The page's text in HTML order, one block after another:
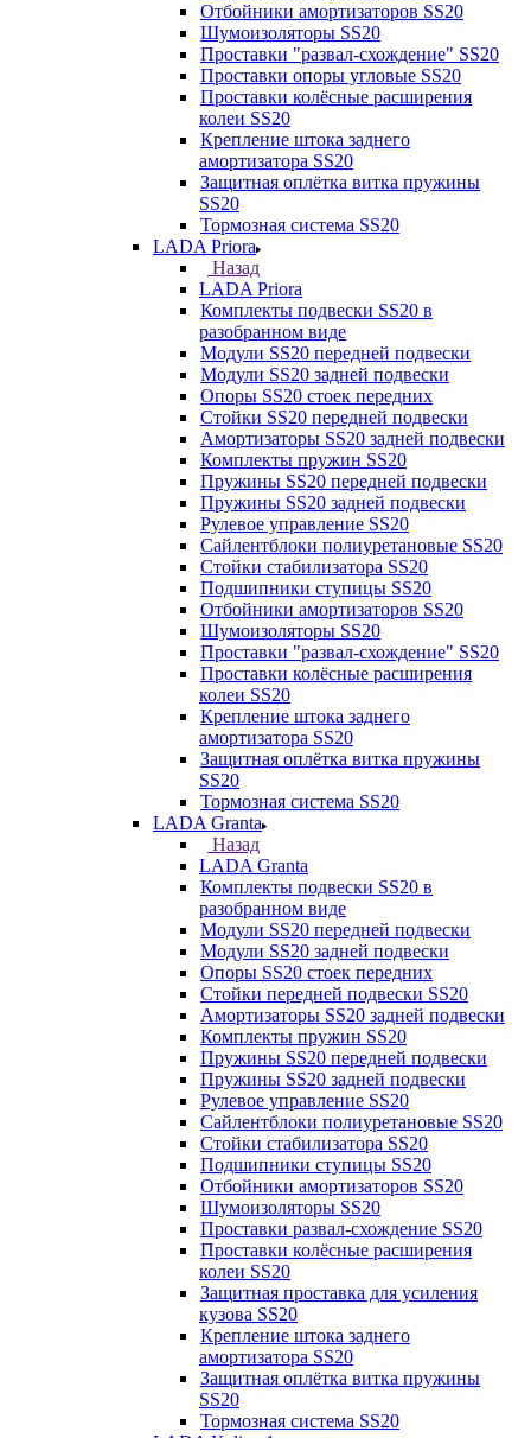
Отбойники амортизаторов SS20
Шумоизоляторы SS20
Проставки "развал-схождение" SS20
Проставки опоры угловые SS20
Проставки колёсные расширения
колеи SS20
Крепление штока заднего
амортизатора SS20
Защитная оплётка витка пружины
SS20
Тормозная система SS20
LADA Priora
Назад
LADA Priora
Комплекты подвески SS20 в
разобранном виде
Модули SS20 передней подвески
Модули SS20 задней подвески
Опоры SS20 стоек передних
Стойки SS20 передней подвески
Амортизаторы SS20 задней подвески
Комплекты пружин SS20
Пружины SS20 передней подвески
Пружины SS20 задней подвески
Рулевое управление SS20
Сайлентблоки полиуретановые SS20
Стойки стабилизатора SS20
Подшипники ступицы SS20
Отбойники амортизаторов SS20
Шумоизоляторы SS20
Проставки "развал-схождение" SS20
Проставки колёсные расширения
колеи SS20
Крепление штока заднего
амортизатора SS20
Защитная оплётка витка пружины
SS20
Тормозная система SS20
LADA Granta
Назад
LADA Granta
Комплекты подвески SS20 в
разобранном виде
Модули SS20 передней подвески
Модули SS20 задней подвески
Опоры SS20 стоек передних
Стойки передней подвески SS20
Амортизаторы SS20 задней подвески
Комплекты пружин SS20
Пружины SS20 передней подвески
Пружины SS20 задней подвески
Рулевое управление SS20
Сайлентблоки полиуретановые SS20
Стойки стабилизатора SS20
Подшипники ступицы SS20
Отбойники амортизаторов SS20
Шумоизоляторы SS20
Проставки развал-схождение SS20
Проставки колёсные расширения
колеи SS20
Защитная проставка для усиления
кузова SS20
Крепление штока заднего
амортизатора SS20
Защитная оплётка витка пружины
SS20
Тормозная система SS20